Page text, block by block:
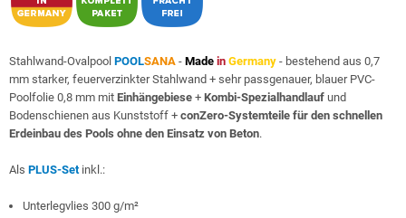
Stahlwand-Ovalpool POOLSANA - Made in Germany - bestehend aus 0,7
mm starker, feuerverzinkter Stahlwand + sehr passgenauer, blauer PVC-
Poolfolie 0,8 mm mit Einhängebiese + Kombi-Spezialhandlauf und
Bodenschienen aus Kunststoff + conZero-Systemteile für den schnellen
Erdeinbau des Pools ohne den Einsatz von Beton.
Als PLUS-Setinkl.:
Unterlegvlies 300 g/m²